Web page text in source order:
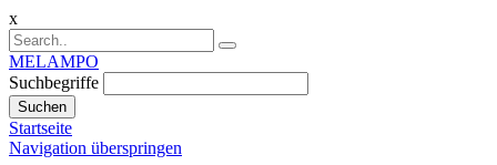
x
MELAMPO
Suchbegriffe
Suchen
Startseite
Navigation überspringen